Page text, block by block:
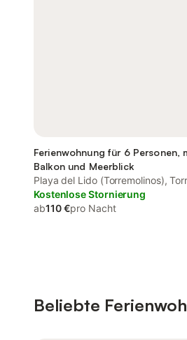
Ferienwohnung für 6 Personen,
Balkon und Meerblick
Playa del Lido (Torremolinos),
Kostenlose Stornierung
ab110 €pro Nacht
Beliebte